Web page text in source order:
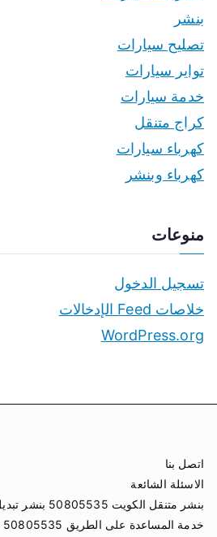
بنشر
تصليح سيارات
تواير سيارات
خدمة سيارات
كراج متنقل
كهرباء سيارات
كهرباء وبنشر
منوعات
تسجيل الدخول
خلاصات Feed الإدخالات
WordPress.org
اتصل بنا
الاسئلة الشائعة
بنشر متنقل الكويت 50805535 بنشر تبديل تواير وبطاريات سيارات